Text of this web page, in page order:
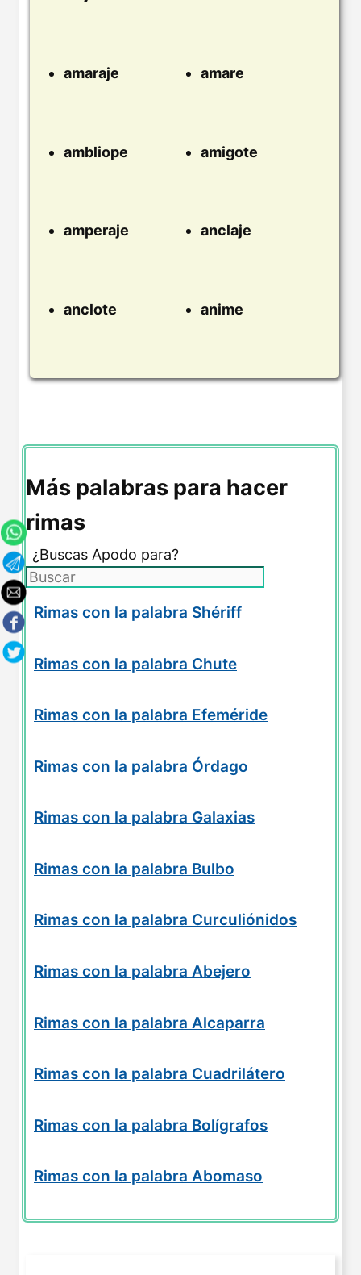
amaraje amare
ambliope amigote
amperaje anclaje
anclote anime
Más palabras para hacer
rimas
¿Buscas Apodo para?
Rimas con la palabra Shériff
Rimas con la palabra Chute
Rimas con la palabra Efeméride
Rimas con la palabra Órdago
Rimas con la palabra Galaxias
Rimas con la palabra Bulbo
Rimas con la palabra Curculiónidos
Rimas con la palabra Abejero
Rimas con la palabra Alcaparra
Rimas con la palabra Cuadrilátero
Rimas con la palabra Bolígrafos
Rimas con la palabra Abomaso